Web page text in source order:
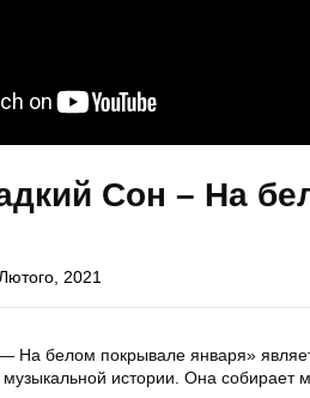
Сон – На
2021
На белом покрывале января»
музыкальной истории. Она собирает